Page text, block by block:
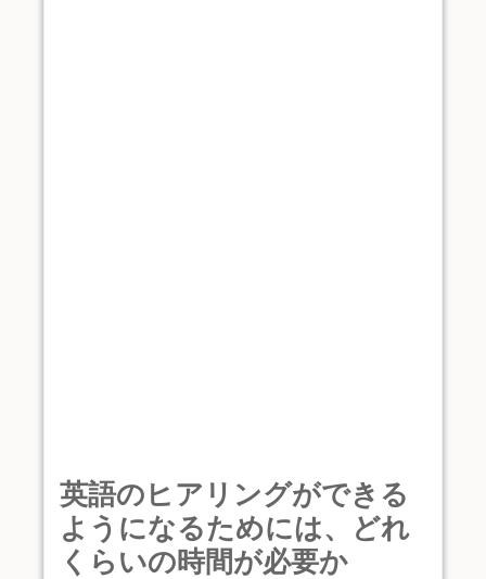
英語のヒアリングができる
ようになるためには、どれ
くらいの時間が必要か